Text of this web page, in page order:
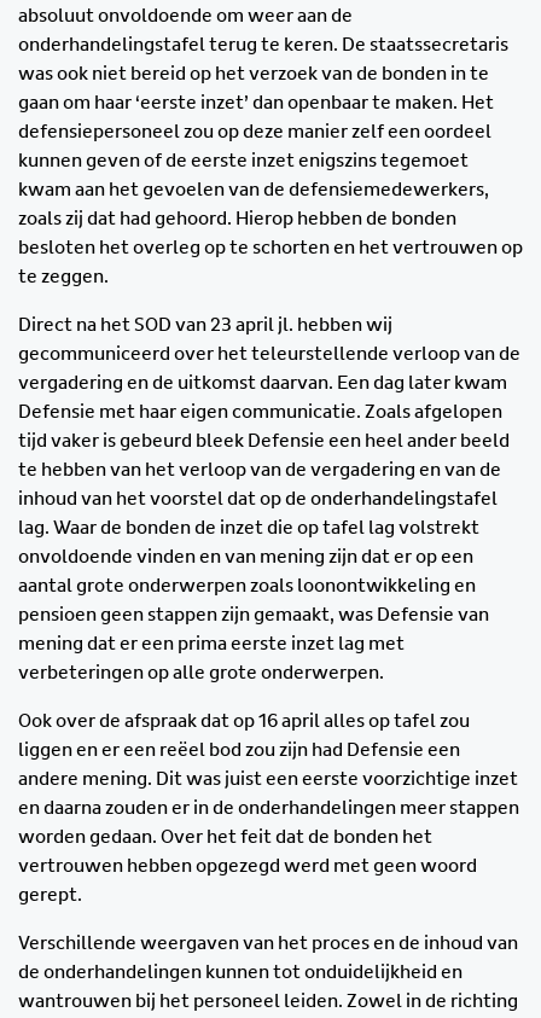
absoluut onvoldoende om weer aan de
onderhandelingstafel terug te keren. De staatssecretaris
was ook niet bereid op het verzoek van de bonden in te
gaan om haar ‘eerste inzet’ dan openbaar te maken. Het
defensiepersoneel zou op deze manier zelf een oordeel
kunnen geven of de eerste inzet enigszins tegemoet
kwam aan het gevoelen van de defensiemedewerkers,
zoals zij dat had gehoord. Hierop hebben de bonden
besloten het overleg op te schorten en het vertrouwen op
te zeggen.
Direct na het SOD van 23 april jl. hebben wij
gecommuniceerd over het teleurstellende verloop van de
vergadering en de uitkomst daarvan. Een dag later kwam
Defensie met haar eigen communicatie. Zoals afgelopen
tijd vaker is gebeurd bleek Defensie een heel ander beeld
te hebben van het verloop van de vergadering en van de
inhoud van het voorstel dat op de onderhandelingstafel
lag. Waar de bonden de inzet die op tafel lag volstrekt
onvoldoende vinden en van mening zijn dat er op een
aantal grote onderwerpen zoals loonontwikkeling en
pensioen geen stappen zijn gemaakt, was Defensie van
mening dat er een prima eerste inzet lag met
verbeteringen op alle grote onderwerpen.
Ook over de afspraak dat op 16 april alles op tafel zou
liggen en er een reëel bod zou zijn had Defensie een
andere mening. Dit was juist een eerste voorzichtige inzet
en daarna zouden er in de onderhandelingen meer stappen
worden gedaan. Over het feit dat de bonden het
vertrouwen hebben opgezegd werd met geen woord
gerept.
Verschillende weergaven van het proces en de inhoud van
de onderhandelingen kunnen tot onduidelijkheid en
wantrouwen bij het personeel leiden. Zowel in de richting